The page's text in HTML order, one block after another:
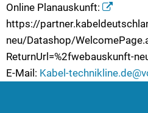
Online Planauskunft:
https://
neu/Datashop/
ReturnUrl=%2fwebauskunft-
E-Mail: Kabel-